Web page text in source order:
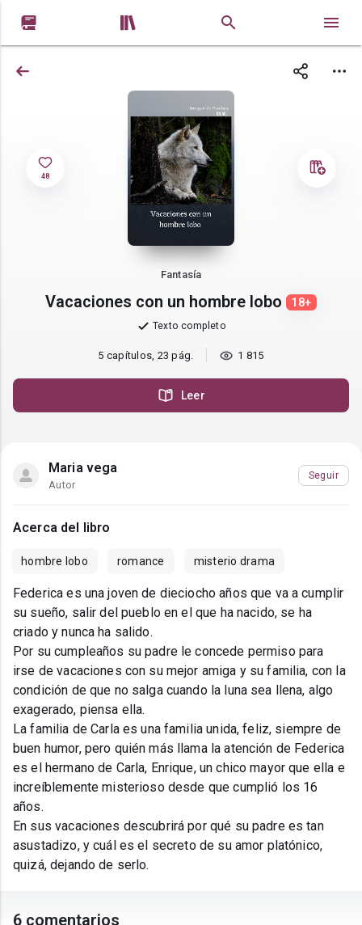
 
48
Fantasía
Vacaciones con un hombre lobo 18+
Texto completo
5 capítulos, 23 pág. 1 815
Leer
Maria vega
Autor
Seguir
Acerca del libro
hombre lobo romance misterio drama
Federica es una joven de dieciocho años que va a cumplir
su sueño, salir del pueblo en el que ha nacido, se ha
criado y nunca ha salido.
Por su cumpleaños su padre le concede permiso para
irse de vacaciones con su mejor amiga y su familia, con la
condición de que no salga cuando la luna sea llena, algo
exagerado, piensa ella.
La familia de Carla es una familia unida, feliz, siempre de
buen humor, pero quién más llama la atención de Federica
es el hermano de Carla, Enrique, un chico mayor que ella e
increíblemente misterioso desde que cumplió los 16
años.
En sus vacaciones descubrirá por qué su padre es tan
asustadizo, y cuál es el secreto de su amor platónico,
quizá, dejando de serlo.
6 comentarios